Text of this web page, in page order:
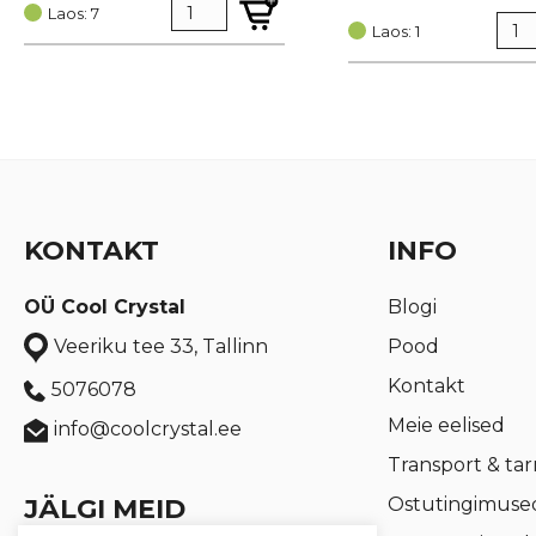
oli:
€ 0,95.
is:
€ 0,72.
Laos: 7
oli:
€ 1,74.
is:
€ 1,30.
Laos: 1
KONTAKT
OÜ Cool Crystal
Veeriku tee 33, Tallinn
5076078
info@coolcrystal.ee
JÄLGI MEID
INFO
Blogi
Pood
Kontakt
Meie eelised
Transport &